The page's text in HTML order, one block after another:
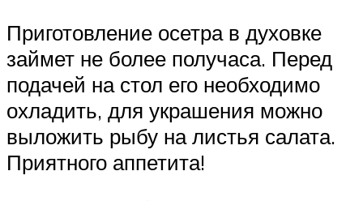
Приготовление осетра в духовке
займет не более получаса. Перед
подачей на стол его необходимо
охладить, для украшения можно
выложить рыбу на листья салата.
Приятного аппетита!